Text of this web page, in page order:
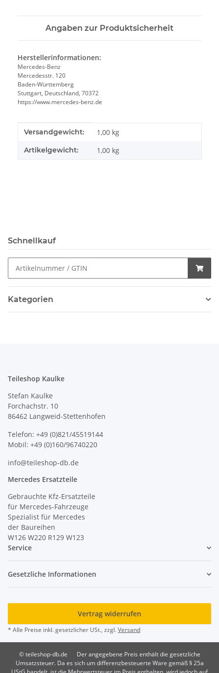
Angaben zur Produktsicherheit
Herstellerinformationen:
Mercedes-Benz
Mercedesstr. 120
Baden-Württemberg
Stuttgart, Deutschland, 70372
https://www.mercedes-benz.de
Produkteigenschaft
Wert
Versandgewicht: 1,00 kg
Artikelgewicht: 1,00 kg
Schnellkauf
Kategorien
Teileshop Kaulke
Stefan Kaulke
Forchachstr. 10
86462 Langweid-Stettenhofen
Telefon: +49 (0)821/45519144
Mobil: +49 (0)160/96740220
info@teileshop-db.de
Mercedes Ersatzteile
Gebrauchte Kfz-Ersatzteile
für Mercedes-Fahrzeuge
Spezialist für Mercedes
der Baureihen
W126 W220 R129 W123
Service
Gesetzliche Informationen
Vertrag widerrufen
* Alle Preise inkl. gesetzlicher USt., zzgl.Versand
© teileshop-db.de
Der angegebene Preis enthält die gesetzliche
Umsatzsteuer. Da es sich um differenzbesteuerte Ware gemäß § 25a